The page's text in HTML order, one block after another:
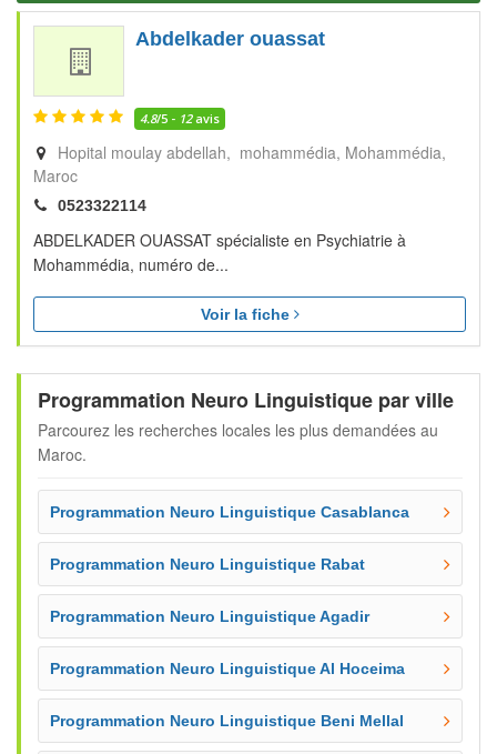
Abdelkader ouassat
4.8/5 - 12avis
Hopital moulay abdellah, mohammédia Mohammédia
Maroc
0523322114
ABDELKADER OUASSAT spécialiste en Psychiatrie à
Mohammédia, numéro de...
Voir la fiche
Programmation Neuro Linguistique par ville
Parcourez les recherches locales les plus demandées au
Maroc.
Programmation Neuro Linguistique Casablanca
Programmation Neuro Linguistique Rabat
Programmation Neuro Linguistique Agadir
Programmation Neuro Linguistique Al Hoceima
Programmation Neuro Linguistique Beni Mellal